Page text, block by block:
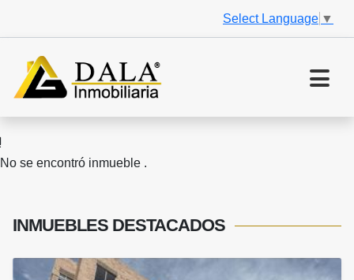
Select Language ▼
No se encontró inmueble .
INMUEBLES DESTACADOS